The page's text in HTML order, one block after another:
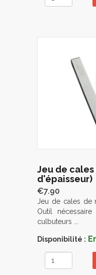
Jeu de
d'épaisseur)
€7.90
Jeu de cales de
Outil
culbuteurs ...
Disponibilité :